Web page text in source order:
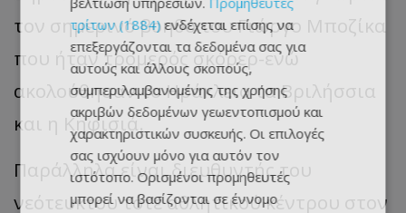
τον σημερινό βοηθό του Γιώργο Μποζίκα
που ήταν τρομερός σκόρερ-ενώ
ακολούθησαν το Ηράκλειο τα Βριλήσσια
και η Κηφισιά.
Παράλληλα είναι διευθυντής του
νεότευκτου τότε αθλητικού κέντρου στον
τρίτων (1884)ενδέχεται επίσης να
επεξεργάζονται τα δεδομένα σας για
αυτούς και άλλους σκοπούς,
συμπεριλαμβανομένης της χρήσης
ακριβών δεδομένων γεωεντοπισμού και
χαρακτηριστικών συσκευής. Οι επιλογές
σας ισχύουν μόνο για αυτόν τον
ιστότοπο. Ορισμένοι προμηθευτές
μπορεί να βασίζονται σε έννομο